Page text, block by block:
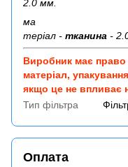
2.0 мм.
ма
теріал - тканина -
Виробник має право
матеріал,
якщо це не впливає
Тип фільтра
Оплата